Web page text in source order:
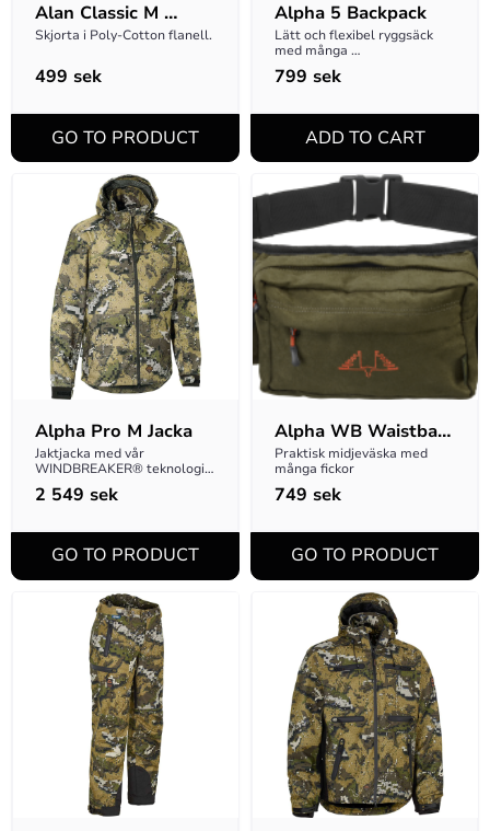
Alan Classic M
Skjorta
Skjorta i Poly-Cotton flanell.
499 sek
Alpha 5 Backpack
Lätt och flexibel ryggsäck
med många
användningsområden
799 sek
Alpha Pro M Jacka
Jaktjacka med vår
WINDBREAKER® teknologi.
Tyget är vind- och
vattentätt, sömmarna är ej
2 549 sek
Alpha WB Waistbag
DESOLVE® Fire
Praktisk midjeväska med
många fickor
749 sek